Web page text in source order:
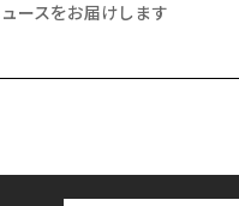
ースをお届けします